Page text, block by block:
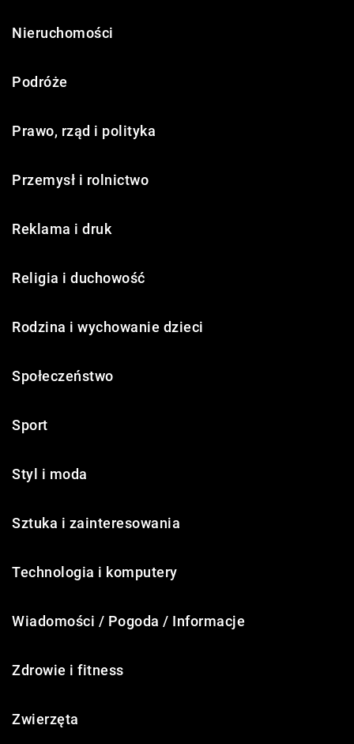
Nieruchomości
Podróże
Prawo, rząd i polityka
Przemysł i rolnictwo
Reklama i druk
Religia i duchowość
Rodzina i wychowanie dzieci
Społeczeństwo
Sport
Styl i moda
Sztuka i zainteresowania
Technologia i komputery
Wiadomości / Pogoda / Informacje
Zdrowie i fitness
Zwierzęta